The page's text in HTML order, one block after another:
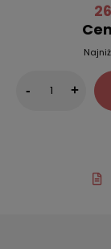
- +